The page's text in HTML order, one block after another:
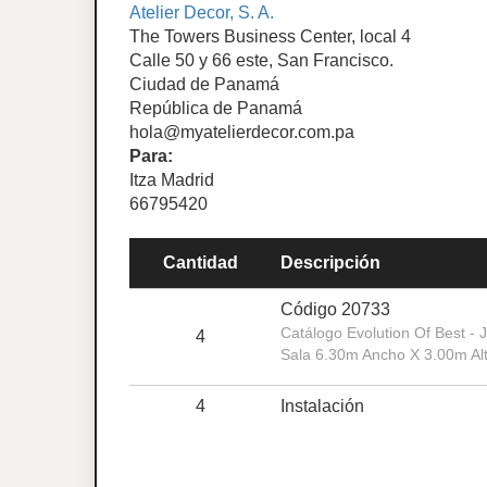
Atelier Decor, S. A.
The Towers Business Center, local 4
Calle 50 y 66 este, San Francisco.
Ciudad de Panamá
República de Panamá
hola@myatelierdecor.com.pa
Para:
Itza Madrid
66795420
Cantidad Descripción
4
Código 20733
Catálogo Evolution Of Best -
Sala 6.30m Ancho X 3.00m
4 Instalación